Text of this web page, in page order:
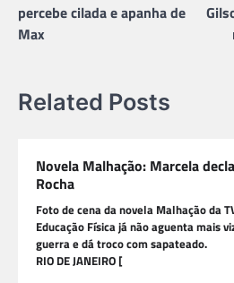
Post
percebe cilada e apanha de
Max
Related Posts
Novela Malhação: Marcela
Rocha
Foto de cena da novela Malhação da
Educação Física já não aguenta mais
guerra e dá troco com sapateado.
RIO DE JANEIRO [